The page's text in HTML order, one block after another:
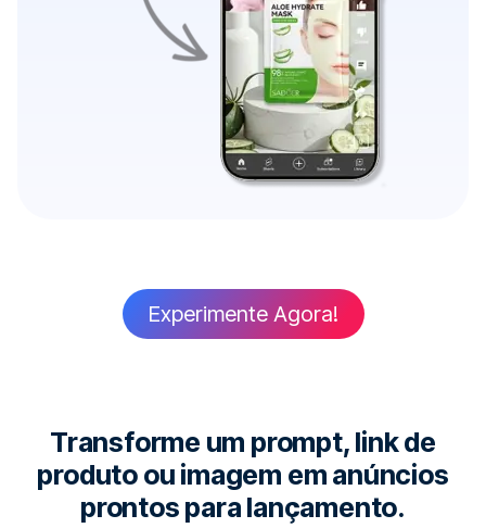
Experimente Agora!
Transforme um prompt, link de
produto ou imagem em anúncios
prontos para lançamento.